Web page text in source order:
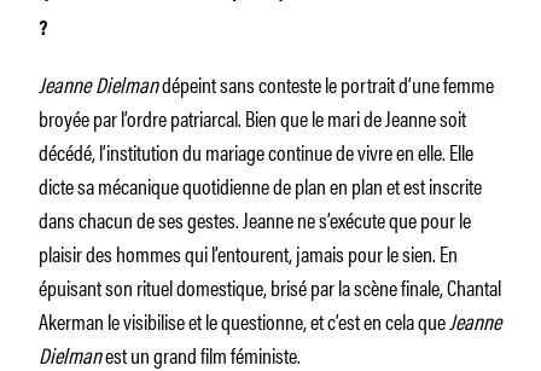
?
Jeanne Dielmandépeint sans conteste le portrait d’une femme
broyée par l’ordre patriarcal. Bien que le mari de Jeanne soit
décédé, l’institution du mariage continue de vivre en elle. Elle
dicte sa mécanique quotidienne de plan en plan et est inscrite
dans chacun de ses gestes. Jeanne ne s’exécute que pour le
plaisir des hommes qui l’entourent, jamais pour le sien. En
épuisant son rituel domestique, brisé par la scène finale, Chantal
Akerman le visibilise et le questionne, et c’est en cela queJeanne
Dielmanest un grand film féministe.